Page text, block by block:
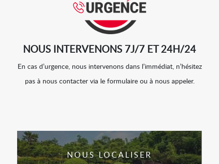
NOUS INTERVENONS 7J/7 ET 24H/24
En cas d’urgence, nous intervenons dans l’immédiat, n’hésitez
pas à nous contacter via le formulaire ou à nous appeler.
NOUS LOCALISER